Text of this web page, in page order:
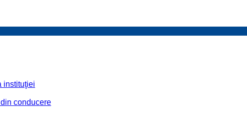
instituţiei
conducere